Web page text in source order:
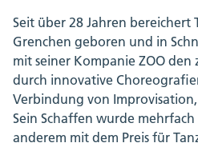
Seit über 28 Jahren bereichert
Grenchen geboren und in
mit seiner Kompanie ZOO den
durch innovative
Verbindung von
Sein Schaffen wurde
anderem mit dem Preis für